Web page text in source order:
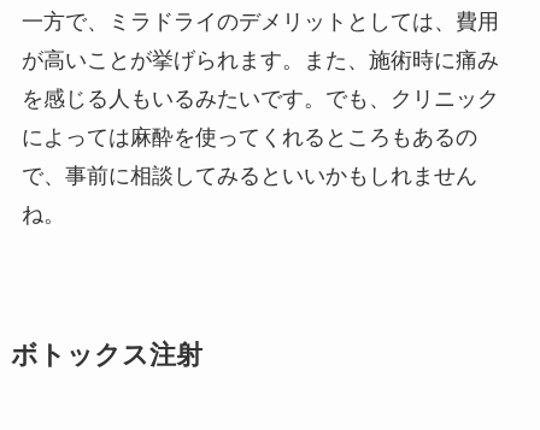
一方で、ミラドライのデメリットとしては、費用
が高いことが挙げられます。また、施術時に痛み
を感じる人もいるみたいです。でも、クリニック
によっては麻酔を使ってくれるところもあるの
で、事前に相談してみるといいかもしれません
ね。
ボトックス注射